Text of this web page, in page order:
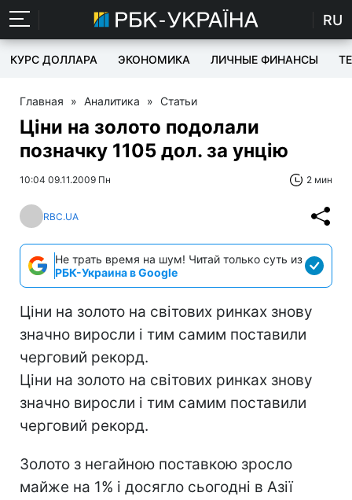
RU
КУРС ДОЛЛАРА ЭКОНОМИКА ЛИЧНЫЕ ФИНАНСЫ
Главная » Аналитика » Статьи
Ціни на золото подолали
позначку 1105 дол. за унцію
10:04 09.11.2009 Пн 2 мин
RBC.UA
Не трать время на шум! Читай только суть из
РБК-Украина в Google
Ціни на золото на світових ринках знову
значно виросли і тим самим поставили
черговий рекорд.
Ціни на золото на світових ринках знову
значно виросли і тим самим поставили
черговий рекорд.
Золото з негайною поставкою зросло
майже на 1% і досягло сьогодні в Азії